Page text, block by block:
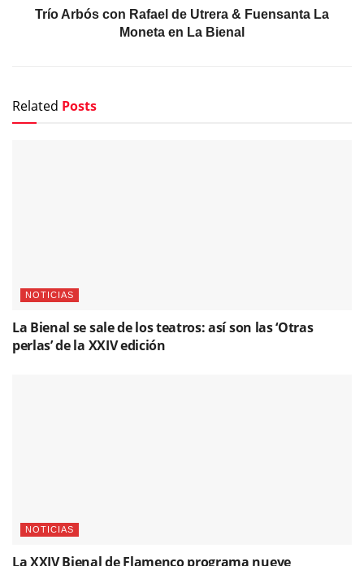
Trío Arbós con Rafael de Utrera & Fuensanta La
Moneta en La Bienal
Related Posts
NOTICIAS
La Bienal se sale de los teatros: así son las ‘Otras
perlas’ de la XXIV edición
NOTICIAS
La XXIV Bienal de Flamenco programa nueve